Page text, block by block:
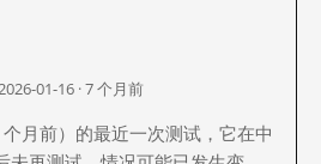
01-16 · 7 个月前
月前）的最近一次测试，它在中